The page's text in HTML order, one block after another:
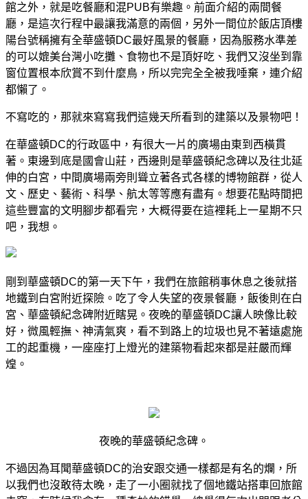
館之外，就是吃餐廳和混PUB有樂趣。前面介紹的兩間餐
廳，是這次行程中最讓我滿意的兩個，另外一間位於飯店頂樓
陽台號稱擁有全華盛頓DC最好風景的餐廳，因為服務水準差
的可以媲美台灣小吃攤、食物也不是頂好吃、我們又沒坐到靠
窗位置根本欣賞不到什麼鳥，所以完完全全被我唾棄，連介紹
都懶了。
不寫吃的，那就來寫寫我們這幾天所看到的建築以及景物吧！
在華盛頓DC的行政區中，有很大一片的廣場由東到西橫貫
著。東邊到底是國會山莊，西邊則是華盛頓紀念碑以及往北延
伸的白宮，中間廣場兩旁則聳立著各式各樣的博物館群，從人
文、歷史、藝術、科學、航太等等應有盡有。想要花點時間把
這些豐富的文明腳步都看完，大概得要在這裡耗上一星期不只
吧，我想。
剛到華盛頓DC的第一天下午，我們在旅館稍事休息之後就搭
地鐵到白宮附近探險。吃了令人失望的夜景餐廳，飯後則在白
宮、華盛頓紀念碑附近瞎晃。夜晚的華盛頓DC讓人映像比較
好，微風輕撫、神清氣爽，看不到路上的垃圾也見不著遠處施
工的起重機，一座座打上燈光的建築物看起來都是莊嚴而輝
煌。
夜晚的華盛頓紀念碑。
不過因為耳聞華盛頓DC的治安跟交通一樣都是有名的爛，所
以我們也沒敢待太晚，走了一小圈就找了個地鐵站搭車回旅館